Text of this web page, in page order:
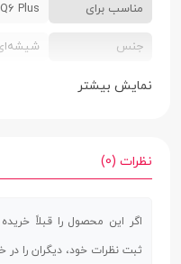
مناسب برای Plus
جنس
ضخامت
ویژگی های خاص
برابر
نمایش بیشتر
نظرات (0)
اگر این محصول را قبلاً
ثبت نظرات خود، دیگران را در